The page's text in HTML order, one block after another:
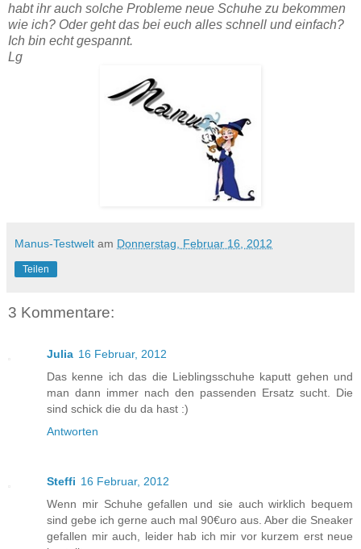
habt ihr auch solche Probleme neue Schuhe zu bekommen
wie ich? Oder geht das bei euch alles schnell und einfach?
Ich bin echt gespannt.
Lg
Manus-Testwelt am Donnerstag, Februar 16, 2012
Teilen
3 Kommentare:
Julia 16 Februar, 2012
Das kenne ich das die Lieblingsschuhe kaputt gehen und
man dann immer nach den passenden Ersatz sucht. Die
sind schick die du da hast :)
Antworten
Steffi 16 Februar, 2012
Wenn mir Schuhe gefallen und sie auch wirklich bequem
sind gebe ich gerne auch mal 90€uro aus. Aber die Sneaker
gefallen mir auch, leider hab ich mir vor kurzem erst neue